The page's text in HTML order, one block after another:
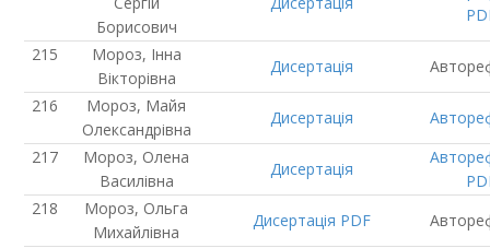
Борисович
Мороз, Інна
Вікторівна
Дисертація
Мороз, Майя
Олександрівна
Дисертація
Мороз, Олена
Василівна
Дисертація
Мороз, Ольга
Михайлівна
Дисертація PDF